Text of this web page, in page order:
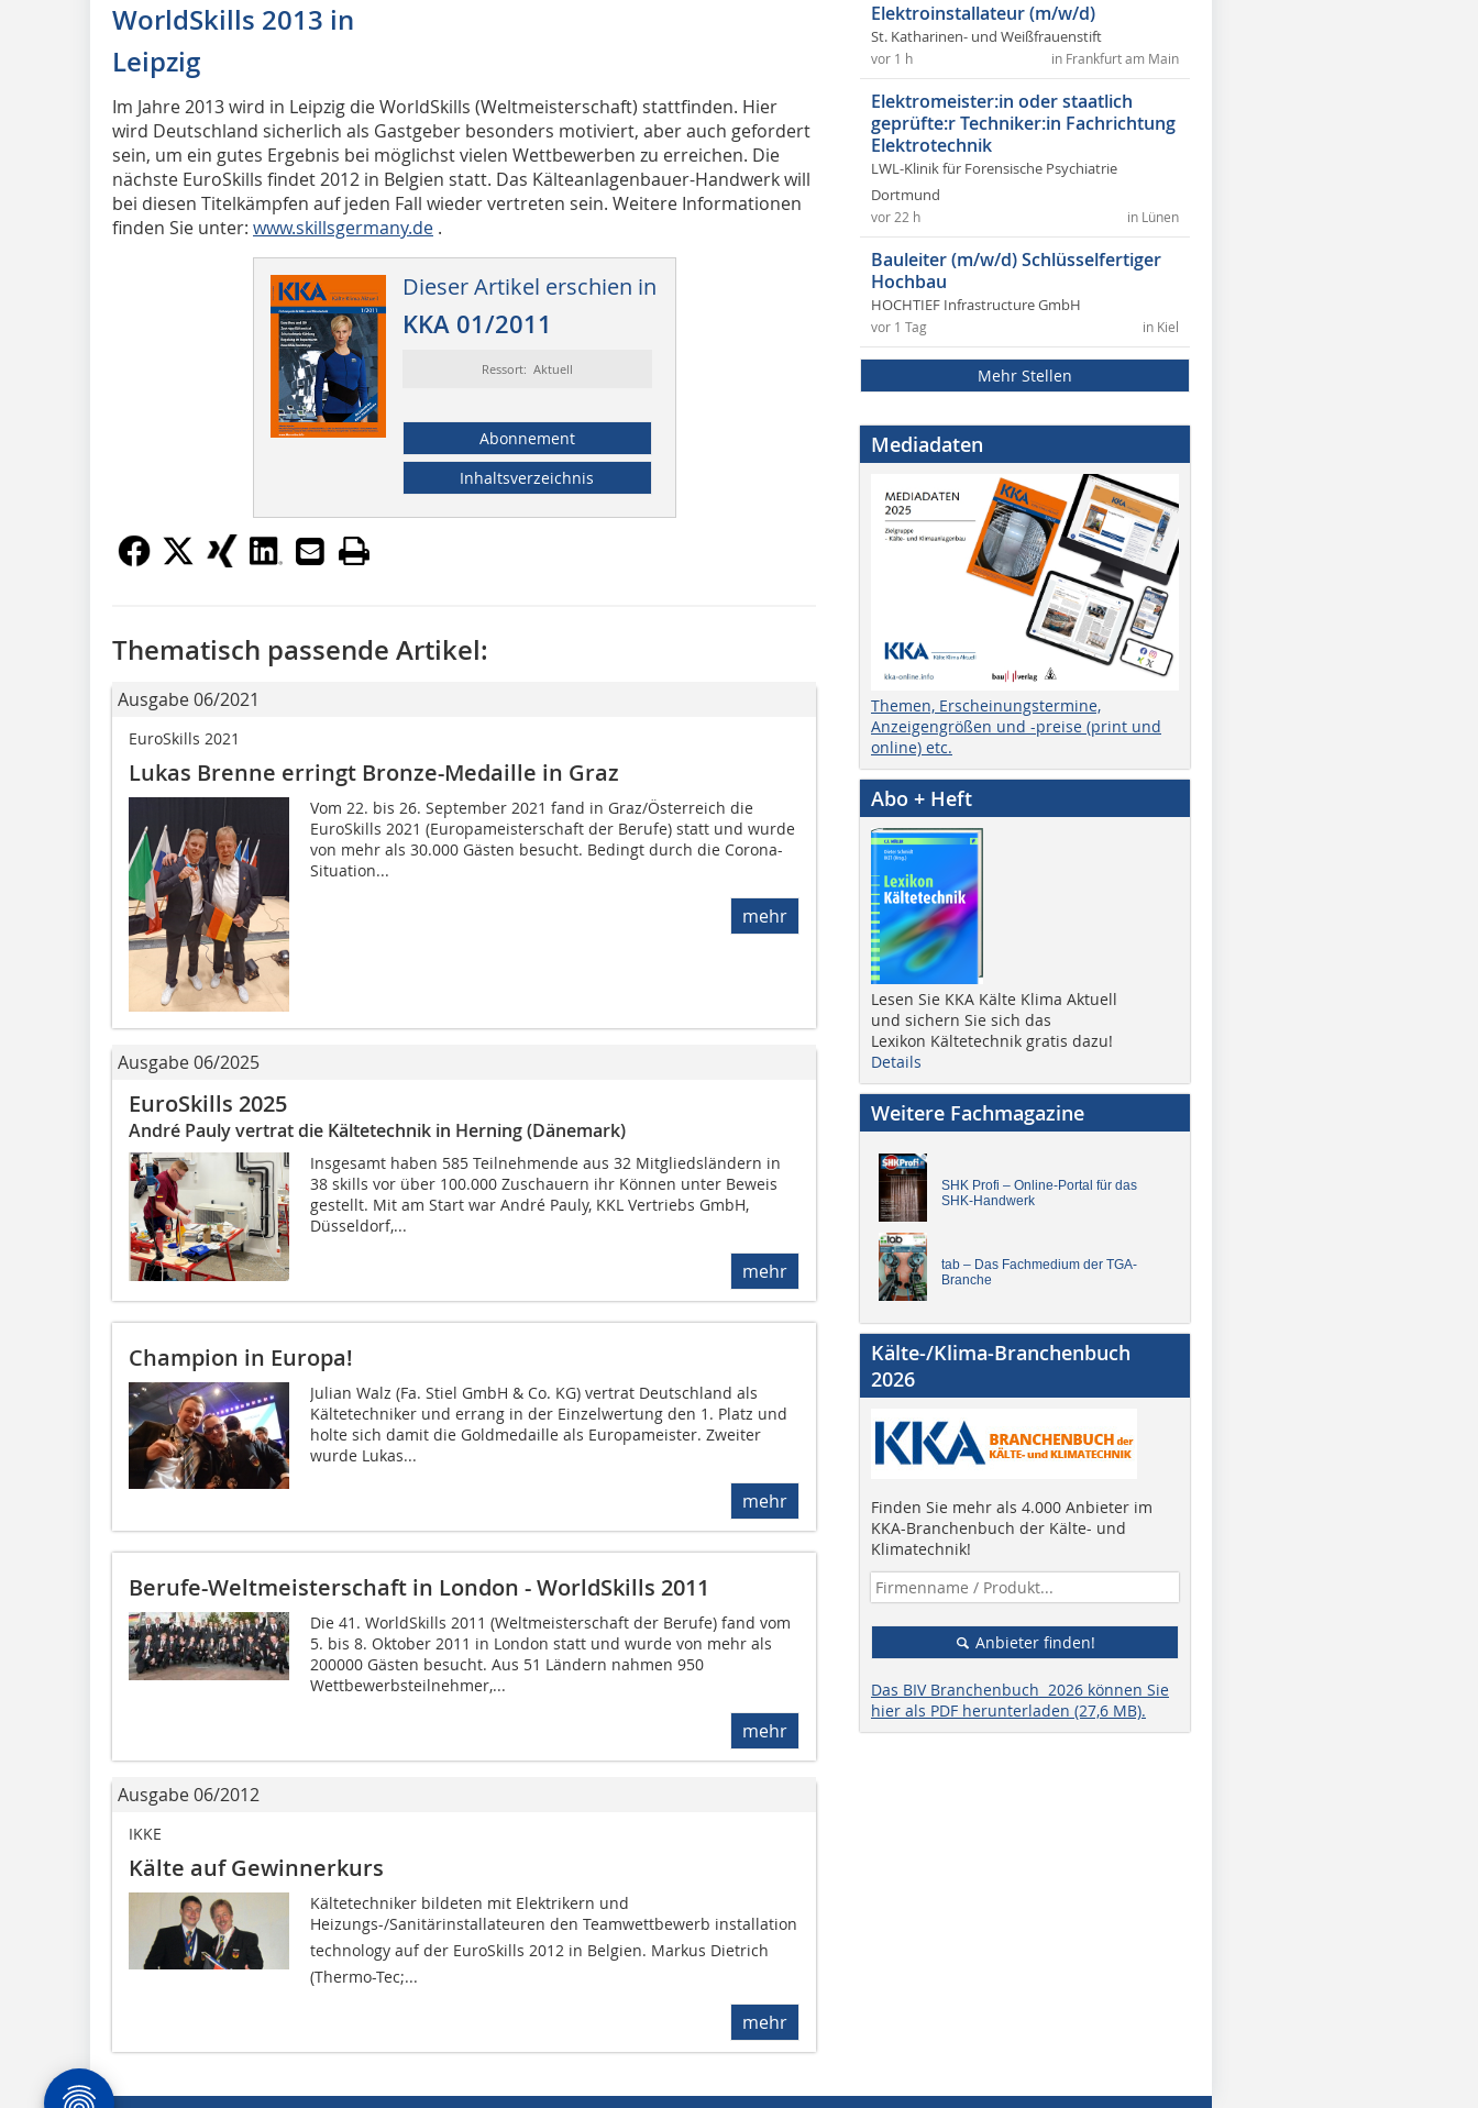
WorldSkills 2013 in
Leipzig
Im Jahre 2013 wird in Leipzig die WorldSkills (Weltmeisterschaft) stattfinden. Hier
wird Deutschland sicherlich als Gastgeber besonders motiviert, aber auch gefordert
sein, um ein gutes Ergebnis bei möglichst vielen Wettbewerben zu erreichen. Die
nächste EuroSkills findet 2012 in Belgien statt. Das Kälteanlagenbauer-Handwerk will
bei diesen Titelkämpfen auf jeden Fall wieder vertreten sein. Weitere Informationen
finden Sie unter: www.skillsgermany.de .
Dieser Artikel erschien in
KKA 01/2011
Ressort: Aktuell
Abonnement
Inhaltsverzeichnis
Thematisch passende Artikel:
Ausgabe 06/2021
EuroSkills 2021
Lukas Brenne erringt Bronze-Medaille in Graz
Vom 22. bis 26. September 2021 fand in Graz/Österreich die
EuroSkills 2021 (Europameisterschaft der Berufe) statt und wurde
von mehr als 30.000 Gästen besucht. Bedingt durch die Corona-
Situation...
mehr
Ausgabe 06/2025
EuroSkills 2025
André Pauly vertrat die Kältetechnik in Herning (Dänemark)
Insgesamt haben 585 Teilnehmende aus 32 Mitgliedsländern in
38 skills vor über 100.000 Zuschauern ihr Können unter Beweis
gestellt. Mit am Start war André Pauly, KKL Vertriebs GmbH,
Düsseldorf,...
mehr
Champion in Europa!
Julian Walz (Fa. Stiel GmbH & Co. KG) vertrat Deutschland als
Kältetechniker und errang in der Einzelwertung den 1. Platz und
holte sich damit die Goldmedaille als Europameister. Zweiter
wurde Lukas...
mehr
Berufe-Weltmeisterschaft in London - WorldSkills 2011
Die 41. WorldSkills 2011 (Weltmeisterschaft der Berufe) fand vom
5. bis 8. Oktober 2011 in London statt und wurde von mehr als
200000 Gästen besucht. Aus 51 Ländern nahmen 950
Wettbewerbsteilnehmer,...
mehr
Ausgabe 06/2012
IKKE
Kälte auf Gewinnerkurs
Kältetechniker bildeten mit Elektrikern und
Heizungs-/Sanitärinstallateuren den Teamwettbewerb installation
technology auf der EuroSkills 2012 in Belgien. Markus Dietrich
(Thermo-Tec;...
mehr
Elektroinstallateur (m/w/d)
St. Katharinen- und Weißfrauenstift
in Frankfurt am Main
vor 1 h
Elektromeister:in oder staatlich
geprüfte:r Techniker:in Fachrichtung
Elektrotechnik
LWL-Klinik für Forensische Psychiatrie
Dortmund
in Lünen
vor 22 h
Bauleiter (m/w/d) Schlüsselfertiger
Hochbau
HOCHTIEF Infrastructure GmbH
in Kiel
vor 1 Tag
Mehr Stellen
Mediadaten
Themen, Erscheinungstermine,
Anzeigengrößen und -preise (print und
online) etc.
Abo + Heft
Lesen Sie KKA Kälte Klima Aktuell
und sichern Sie sich das
Lexikon Kältetechnik gratis dazu!
Details
Weitere Fachmagazine
SHK Profi – Online-Portal für das
SHK-Handwerk
tab – Das Fachmedium der TGA-
Branche
Kälte-/Klima-Branchenbuch
2026
Finden Sie mehr als 4.000 Anbieter im
KKA-Branchenbuch der Kälte- und
Klimatechnik!
Anbieter finden!
Das BIV Branchenbuch 2026 können Sie
hier als PDF herunterladen (27,6 MB).